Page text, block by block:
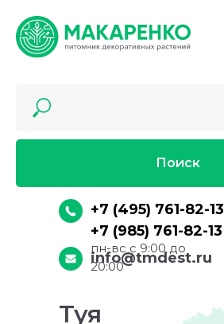
Поиск
+7 (495) 761-82-13
+7 (985) 761-82-13
пн-вс с 9:00 до
20:00
info@tmdest.ru
Туя